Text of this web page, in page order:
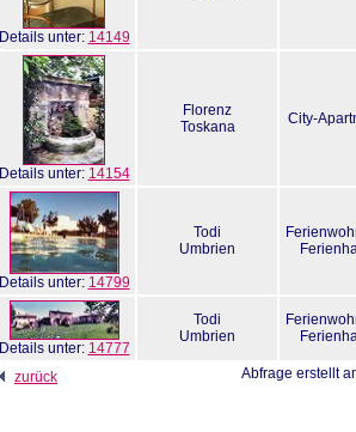
Details unter: 14149
Details unter: 14154
Florenz
Toskana
City-
Details unter: 14799
Todi
Umbrien
Details unter: 14777
Todi
Umbrien
zurück Abfrage erstellt